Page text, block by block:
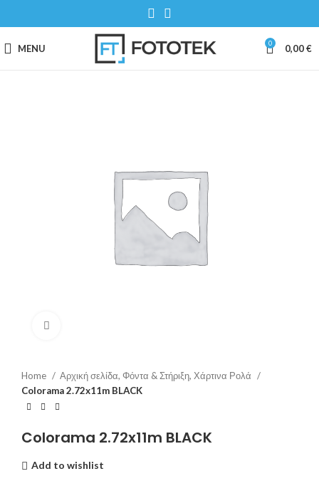
MENU 0 0,00€
Home
Αρχική σελίδα, Φόντα & Στήριξη, Χάρτινα Ρολά
Colorama 2.72x11m BLACK
Colorama 2.72x11m BLACK
Add to wishlist